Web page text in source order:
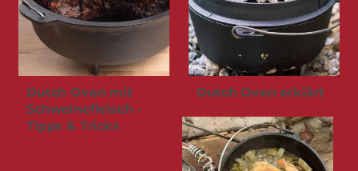
Dutch Oven mit
Schweinefleisch -
Tipps & Tricks
Dutch Oven erklärt